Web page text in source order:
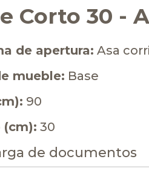
Corto 30 -
de apertura: Asa
mueble: Base
90
(cm): 30
de documentos